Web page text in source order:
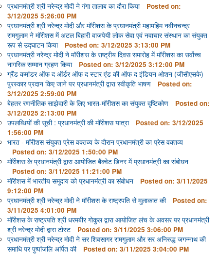
प्रधानमंत्री श्री नरेन्द्र मोदी ने गंगा तालाब का दौरा किया
Posted on:
3/12/2025 5:26:00 PM
प्रधानमंत्री श्री नरेन्द्र मोदी और मॉरीशस के प्रधानमंत्री महामहिम नवीनचन्‍द्र
रामगुलाम ने मॉरीशस में अटल बिहारी वाजपेयी लोक सेवा एवं नवाचार संस्थान का संयुक्त
रूप से उद्घाटन किया
Posted on: 3/12/2025 3:13:00 PM
प्रधानमंत्री नरेन्‍द्र मोदी ने मॉरीशस के राष्ट्रीय दिवस समारोह में मॉरीशस का सर्वोच्च
नागरिक सम्‍मान ग्रहण किया
Posted on: 3/12/2025 3:12:00 PM
ग्रैंड कमांडर ऑफ द ऑर्डर ऑफ द स्टार एंड की ऑफ द इंडियन ओशन (जीसीएसके)
पुरस्कार प्रदान किए जाने पर प्रधानमंत्री द्वारा स्वीकृति भाषण
Posted on:
3/12/2025 2:59:00 PM
बेहतर रणनीतिक साझेदारी के लिए भारत-मॉरीशस का संयुक्त दृष्टिकोण
Posted on:
3/12/2025 2:13:00 PM
उपलब्धियों की सूची : प्रधानमंत्री की मॉरीशस यात्रा
Posted on: 3/12/2025
1:56:00 PM
भारत - मॉरीशस संयुक्त प्रेस वक्तव्य के दौरान प्रधानमंत्री का प्रेस वक्तव्य
Posted on: 3/12/2025 1:50:00 PM
मॉरीशस के प्रधानमंत्री द्वारा आयोजित बैंक्वेट डिनर में प्रधानमंत्री का संबोधन
Posted on: 3/11/2025 11:21:00 PM
मॉरीशस में भारतीय समुदाय को प्रधानमंत्री का संबोधन
Posted on: 3/11/2025
9:12:00 PM
प्रधानमंत्री श्री नरेन्द्र मोदी ने मॉरीशस के राष्ट्रपति से मुलाकात की
Posted on:
3/11/2025 4:01:00 PM
मॉरीशस के राष्ट्रपति श्री धरमबीर गोकुल द्वारा आयोजित लंच के अवसर पर प्रधानमंत्री
श्री नरेन्द्र मोदी द्वारा टोस्ट
Posted on: 3/11/2025 3:06:00 PM
प्रधानमंत्री श्री नरेन्द्र मोदी ने सर शिवसागर रामगुलाम और सर अनिरुद्ध जगन्नाथ की
समाधि पर पुष्पांजलि अर्पित की
Posted on: 3/11/2025 3:04:00 PM